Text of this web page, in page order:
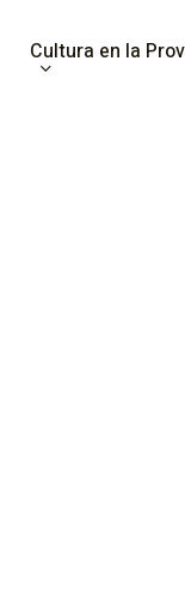
Cultura en la